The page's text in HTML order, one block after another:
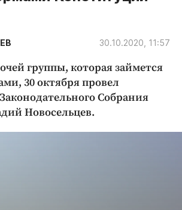
новости
и ЖКХ
30.10.2020, 11:57
группы, которая займется
30 октября провел
Собрания
Новосельцев.